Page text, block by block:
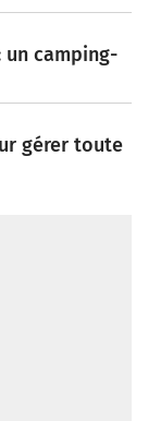
un camping-
gérer toute